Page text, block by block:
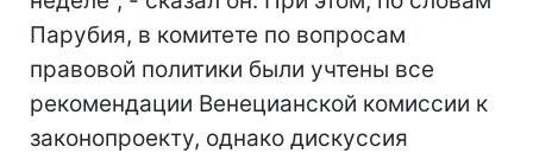
Парубия, в комитете по вопросам
правовой политики были учтены все
рекомендации Венецианской комиссии к
законопроекту, однако дискуссия